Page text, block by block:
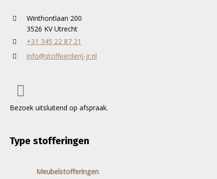
Winthontlaan 200
3526 KV Utrecht
+31 345 22 87 21
info@stoffeerderij-jr.nl
Bezoek uitsluitend op afspraak.
Type stofferingen
Meubelstofferingen